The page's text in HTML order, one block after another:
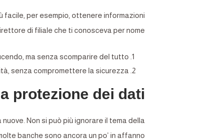
facile, per esempio, ottenere informazioni
di filiale che ti conosceva per nome.
ma senza scomparire del tutto.
senza compromettere la sicurezza.
protezione dei dati
Non si può più ignorare il tema della
banche sono ancora un po’ in affanno.